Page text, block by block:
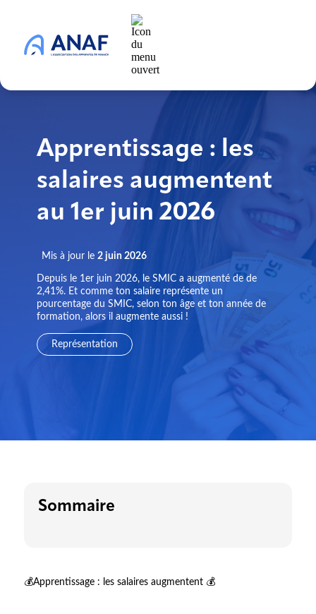
Apprentissage : les
salaires augmentent
au 1er juin 2026
Mis à jour le 2 juin 2026
Depuis le 1er juin 2026, le SMIC a augmenté de de
2,41%. Et comme ton salaire représente un
pourcentage du SMIC, selon ton âge et ton année de
formation, alors il augmente aussi !
Représentation
Sommaire
💰Apprentissage : les salaires augmentent 💰